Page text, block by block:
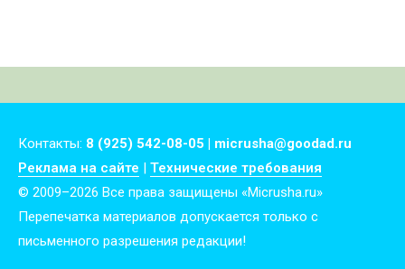
Контакты: 8 (925) 542-08-05 | micrusha@goodad.ru
Реклама на сайте | Технические требования
© 2009–2026 Все права защищены «Micrusha.ru»
Перепечатка материалов допускается только с
письменного разрешения редакции!